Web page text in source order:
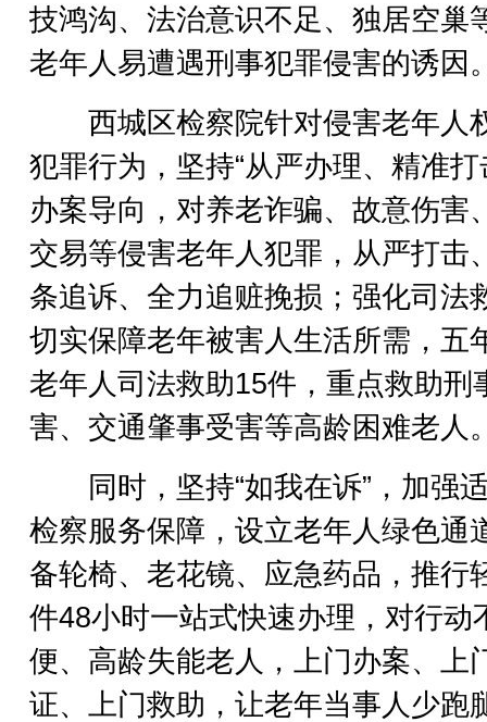
技鸿沟、法治意识不足、独居空巢
老年人易遭遇刑事犯罪侵害的诱因
西城区检察院针对侵害老年人
犯罪行为，坚持“从严办理、精准打
办案导向，对养老诈骗、故意伤害
交易等侵害老年人犯罪，从严打击
条追诉、全力追赃挽损；强化司法
切实保障老年被害人生活所需，五
老年人司法救助15件，重点救助刑
害、交通肇事受害等高龄困难老人
同时，坚持“如我在诉”，加强
检察服务保障，设立老年人绿色通
备轮椅、老花镜、应急药品，推行
件48小时一站式快速办理，对行动
便、高龄失能老人，上门办案、上
证、上门救助，让老年当事人少跑